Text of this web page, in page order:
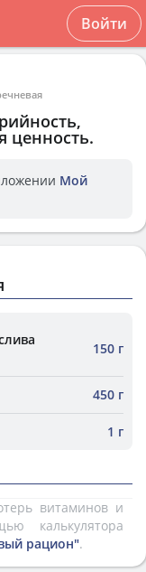
Войти
ценность.
Мой
150 г
450 г
1 г
витаминов и
калькулятора
рацион".